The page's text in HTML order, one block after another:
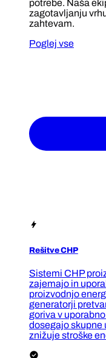
potrebe. Naša
zagotavljanju
zahtevam.
Poglej vse
Rešitve CHP
Sistemi CHP
zajemajo in
proizvodnjo
generatorji
goriva v
dosegajo
znižuje stroške